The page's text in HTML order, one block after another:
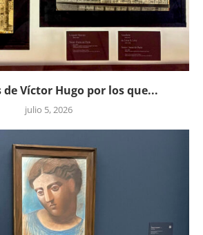
de Víctor Hugo por los que...
julio 5, 2026